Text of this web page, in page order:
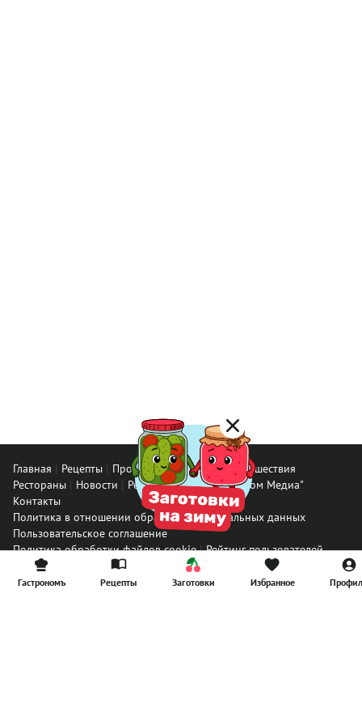
Гастрономъ Рецепты Заготовки Избранное
Главная Рецепты Продукты Здоровье
Путешествия
Рестораны
Новости
Реклама в ООО "Гастроном Медиа"
Контакты
Политика в отношении обработки персональных данных
Пользовательское соглашение
Политика обработки файлов cookie
Рейтинг пользователей
Все материалы
Архив спец. проектов